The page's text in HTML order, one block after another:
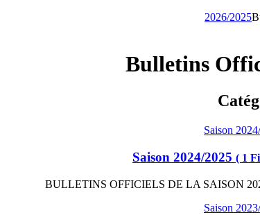
Bulletins
Saison 2024/2025 ( 1
BULLETINS OFFICIELS DE LA SAISON